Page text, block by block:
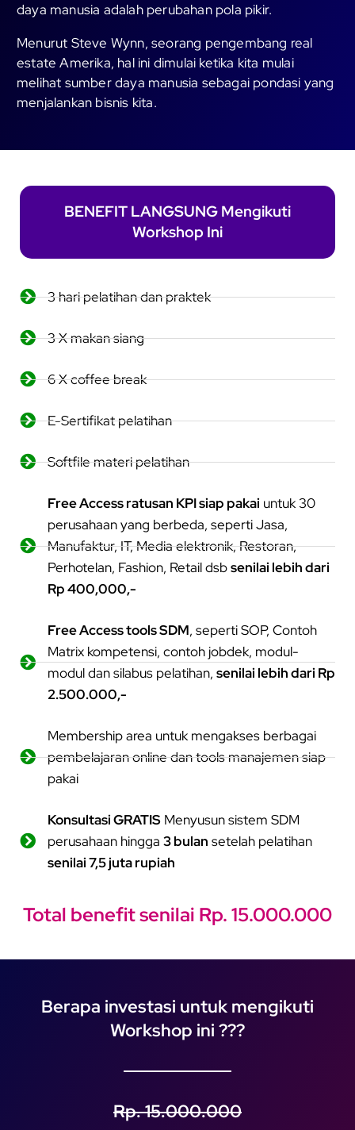
daya manusia adalah perubahan pola pikir.
Menurut Steve Wynn, seorang pengembang real
estate Amerika, hal ini dimulai ketika kita mulai
melihat sumber daya manusia sebagai pondasi yang
menjalankan bisnis kita.
BENEFIT LANGSUNG Mengikuti
Workshop Ini
3 hari pelatihan dan praktek
3 X makan siang
6 X coffee break
E-Sertifikat pelatihan
Softfile materi pelatihan
Free Access ratusan KPI siap pakai untuk 30
perusahaan yang berbeda, seperti Jasa,
Manufaktur, IT, Media elektronik, Restoran,
Perhotelan, Fashion, Retail dsbsenilai lebih dari
Rp 400,000,-
Free Access tools SDM, seperti SOP, Contoh
Matrix kompetensi, contoh jobdek, modul-
modul dan silabus pelatihan, senilai lebih dari Rp
2.500.000,-
Membership area untuk mengakses berbagai
pembelajaran online dan tools manajemen siap
pakai
Konsultasi GRATIS Menyusun sistem SDM
perusahaan hingga 3 bulan setelah pelatihan
senilai 7,5 juta rupiah
Total benefit senilai Rp. 15.000.000
Berapa investasi untuk mengikuti
Workshop ini ???
Rp. 15.000.000